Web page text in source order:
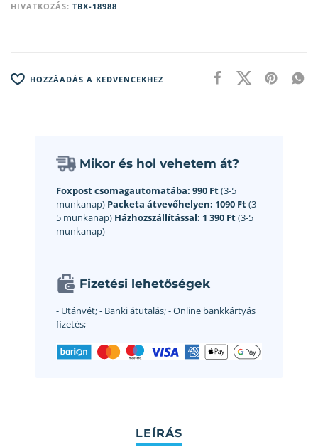
HIVATKOZÁS: TBX-18988
HOZZÁADÁS A KEDVENCEKHEZ
Mikor és hol vehetem át?
Foxpost csomagautomatába: 990 Ft(3-5
munkanap) Packeta átvevőhelyen: 1090 Ft(3-
5 munkanap) Házhozszállítással: 1 390 Ft(3-5
munkanap)
Fizetési lehetőségek
- Utánvét;- Banki átutalás;- Online bankkártyás
fizetés;